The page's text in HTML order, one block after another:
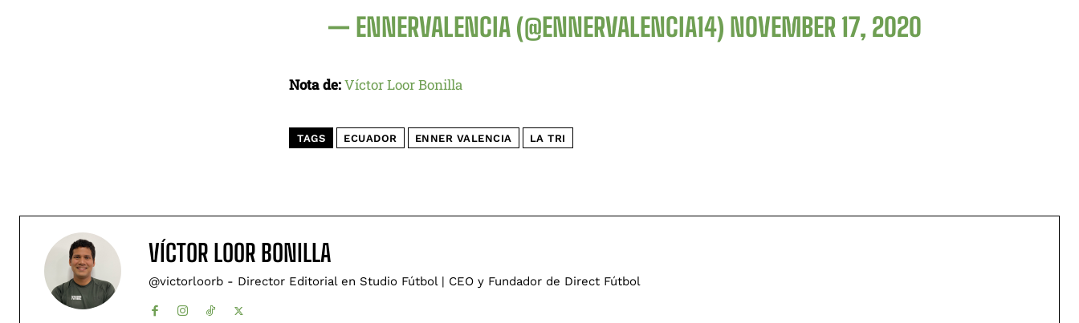
— ENNERVALENCIA (@ENNERVALENCIA14) NOVEMBER 17, 2020
Nota de:Víctor Loor Bonilla
TAGS ECUADOR ENNER VALENCIA LA TRI
VÍCTOR LOOR BONILLA
@victorloorb - Director Editorial en Studio Fútbol | CEO y Fundador de Direct Fútbol